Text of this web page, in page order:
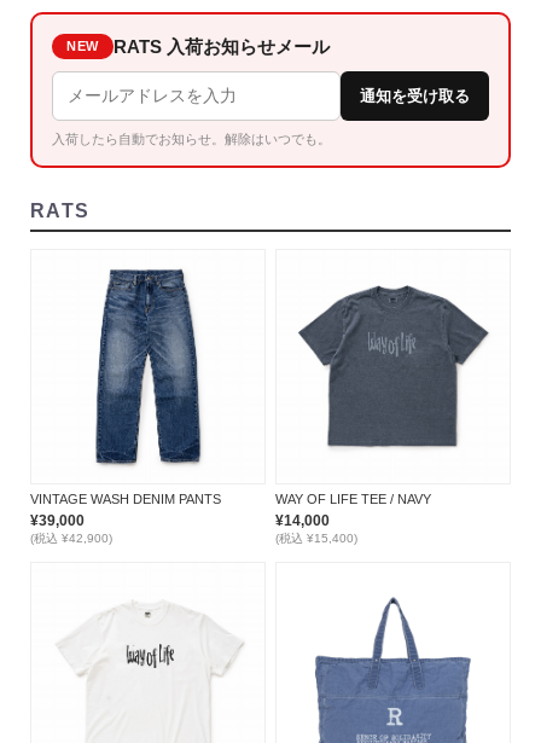
NEW RATS 入荷お知らせメール
通知を受け取る
入荷したら自動でお知らせ。解除はいつでも。
RATS
VINTAGE WASH DENIM PANTS
¥39,000
(税込 ¥42,900)
WAY OF LIFE TEE / NAVY
¥14,000
(税込 ¥15,400)